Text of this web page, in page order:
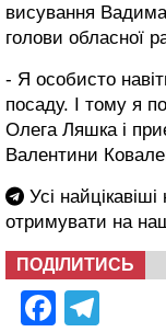
висування
голови обласної
- Я особисто
посаду. І тому я
Олега Ляшка і
Валентини
Усі
отримувати на
ПОДІЛИТИСЬ